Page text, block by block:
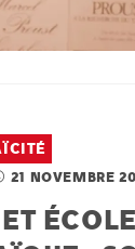
21 NOVEMBRE
ÉCOLE